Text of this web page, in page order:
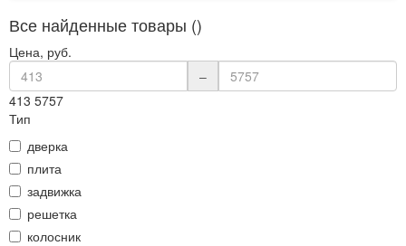
Все найденные товары ()
Цена, руб.
–
413 5757
Тип
дверка
плита
задвижка
решетка
колосник